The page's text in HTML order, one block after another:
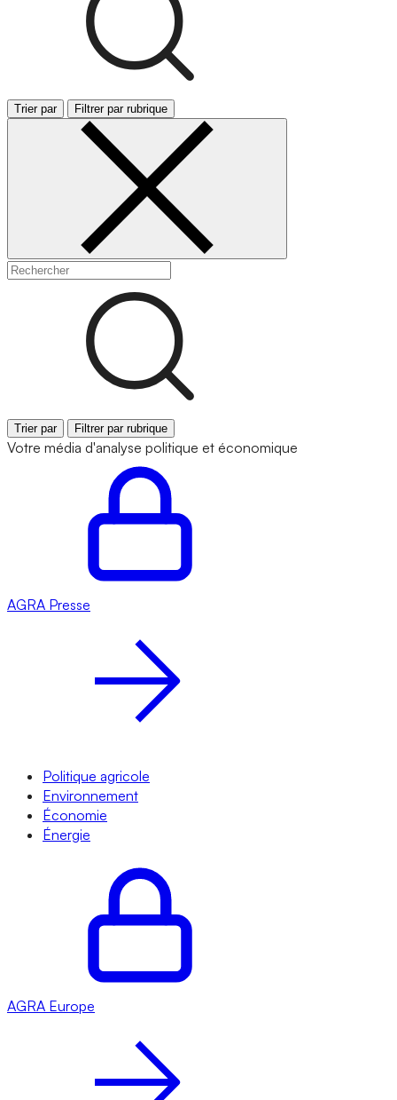
Trier par Filtrer par rubrique
Trier par Filtrer par rubrique
Votre média d'analyse politique et économique
AGRA Presse
Politique agricole
Environnement
Économie
Énergie
AGRA Europe